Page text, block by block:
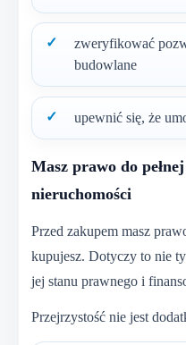
zweryfikować
budowlane
upewnić się, że
Masz prawo do
nieruchomości
Przed zakupem masz
kupujesz. Dotyczy to nie
jej stanu prawnego i
Przejrzystość nie jest